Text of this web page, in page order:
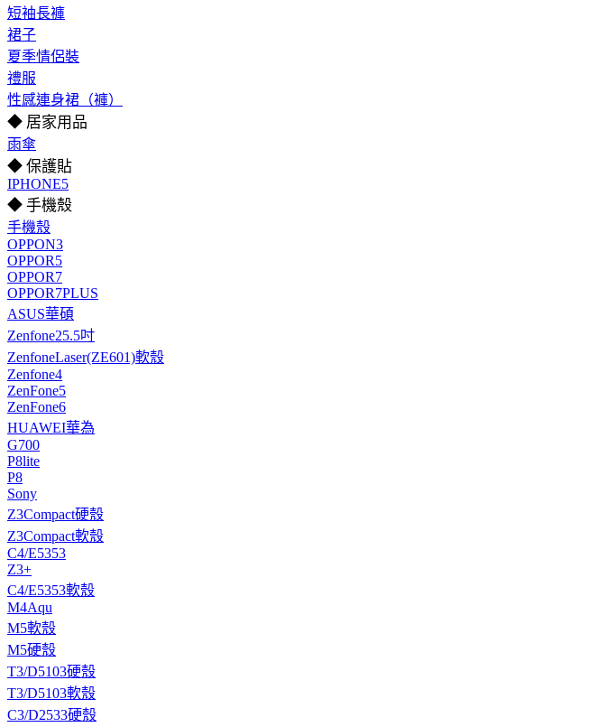
短袖長褲
裙子
夏季情侶裝
禮服
性感連身裙（褲）
◆ 居家用品
雨傘
◆ 保護貼
IPHONE5
◆ 手機殼
手機殼
OPPON3
OPPOR5
OPPOR7
OPPOR7PLUS
ASUS華碩
Zenfone25.5吋
ZenfoneLaser(ZE601)軟殼
Zenfone4
ZenFone5
ZenFone6
HUAWEI華為
G700
P8lite
P8
Sony
Z3Compact硬殼
Z3Compact軟殼
C4/E5353
Z3+
C4/E5353軟殼
M4Aqu
M5軟殼
M5硬殼
T3/D5103硬殼
T3/D5103軟殼
C3/D2533硬殼